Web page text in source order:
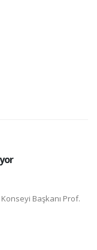
Başkanı Prof.